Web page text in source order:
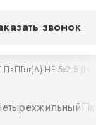
звонок
ПвПГнг(А)-HF 5х2,5